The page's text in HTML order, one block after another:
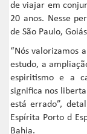
de viajar em
20 anos. Nesse
de São Paulo,
“Nós valorizamos
estudo, a
espiritismo e a
significa nos
está errado”,
Espírita Porto d
Bahia.